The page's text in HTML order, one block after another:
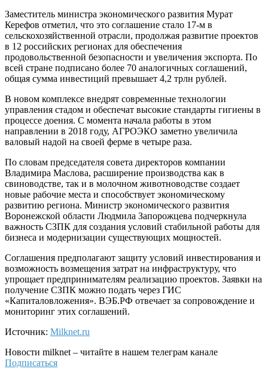
Заместитель министра экономического развития Мурат
Керефов отметил, что это соглашение стало 17-м в
сельскохозяйственной отрасли, продолжая развитие проектов
в 12 российских регионах для обеспечения
продовольственной безопасности и увеличения экспорта. По
всей стране подписано более 70 аналогичных соглашений,
общая сумма инвестиций превышает 4,2 трлн рублей.
В новом комплексе внедрят современные технологии
управления стадом и обеспечат высокие стандарты гигиены в
процессе доения. С момента начала работы в этом
направлении в 2018 году, АГРОЭКО заметно увеличила
валовый надой на своей ферме в четыре раза.
По словам председателя совета директоров компании
Владимира Маслова, расширение производства как в
свиноводстве, так и в молочном животноводстве создает
новые рабочие места и способствует экономическому
развитию региона. Министр экономического развития
Воронежской области Людмила Запорожцева подчеркнула
важность СЗПК для создания условий стабильной работы для
бизнеса и модернизации существующих мощностей.
Соглашения предполагают защиту условий инвестирования и
возможность возмещения затрат на инфраструктуру, что
упрощает предпринимателям реализацию проектов. Заявки на
получение СЗПК можно подать через ГИС
«Капиталовложения». ВЭБ.РФ отвечает за сопровождение и
мониторинг этих соглашений.
Источник: Milknet.ru
Новости milknet – читайте в нашем телеграм канале
Подписаться